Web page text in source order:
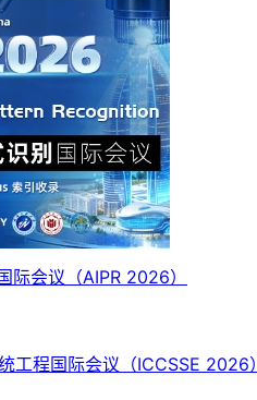
际会议 （AIPR 2026）
工程国际会议 （ICCSSE 2026）